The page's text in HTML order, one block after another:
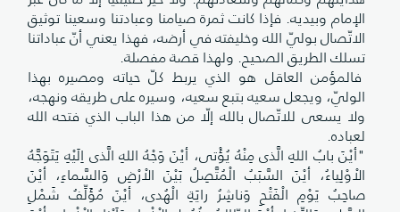
الإمام وبيديه. فإذا كانت ثمرة صيامنا وعبادتنا وسعينا توثيق
الاتّصال بوليّ الله وخليفته في أرضه، فهذا يعني أنّ عباداتنا
تسلك الطريق الصحيح. ولهذا قصة مفصلة.
فالمؤمن العاقل هو الذي يربط كلّ حياته ومصيره بهذا
الوليّ، ويجعل سعيه بتبع سعيه، وسيره على طريقه ونهجه،
ولا يسعى للاتّصال بالله إلّا من هذا الباب الذي فتحه الله
لعباده.
"أيْنَ بابُ اللهِ الَّذى مِنْهُ يُؤْتى، أيْنَ وَجْهُ اللهِ الَّذى اِلَيْهِ يَتَوَجَّهُ
الاْوْلِياءُ، أيْنَ السَّبَبُ الْمُتَّصِلُ بَيْنَ الاْرْضِ وَالسَّماءِ، أيْنَ
صاحِبُ يَوْمِ الْفَتْحِ وَناشِرُ رايَةِ الْهُدى، أيْنَ مُؤَلِّفُ شَمْلِ